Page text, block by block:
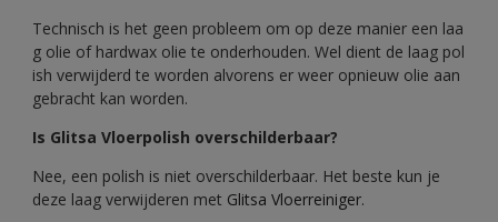
Technisch is het geen probleem om op deze manier een laa
g olie of hardwax olie te onderhouden. Wel dient de laag pol
ish verwijderd te worden alvorens er weer opnieuw olie aan
gebracht kan worden.
Is Glitsa Vloerpolish overschilderbaar?
Nee, een polish is niet overschilderbaar. Het beste kun je
deze laag verwijderen met Glitsa Vloerreiniger.